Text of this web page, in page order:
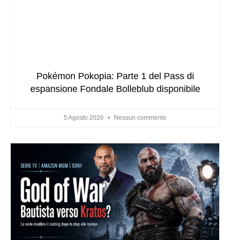
Pokémon Pokopia: Parte 1 del Pass di
espansione Fondale Bolleblub disponibile
5 Agosto 2026 Nessun commento